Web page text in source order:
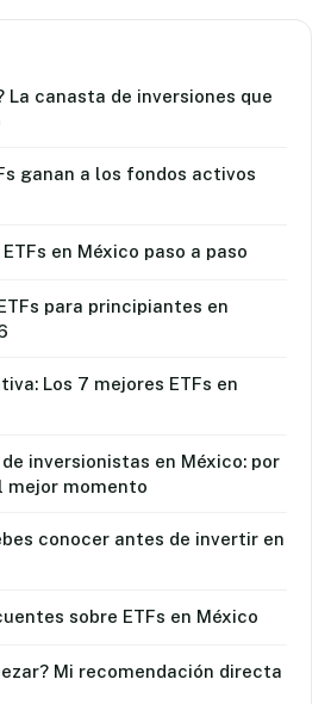
La canasta de inversiones que
ganan a los fondos activos
en México paso a paso
para principiantes en
Los 7 mejores ETFs en
inversionistas en México: por
mejor momento
conocer antes de invertir en
sobre ETFs en México
Mi recomendación directa